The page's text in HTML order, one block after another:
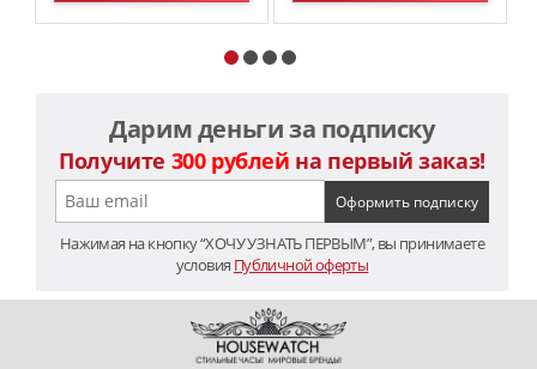
Дарим деньги за подписку
Получите 300 рублей на первый заказ!
Нажимая на кнопку “ХОЧУ УЗНАТЬ ПЕРВЫМ”, вы принимаете
условия Публичной оферты